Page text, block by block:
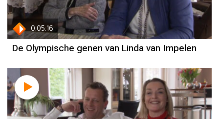
0:05:16
De Olympische genen van Linda van Impelen